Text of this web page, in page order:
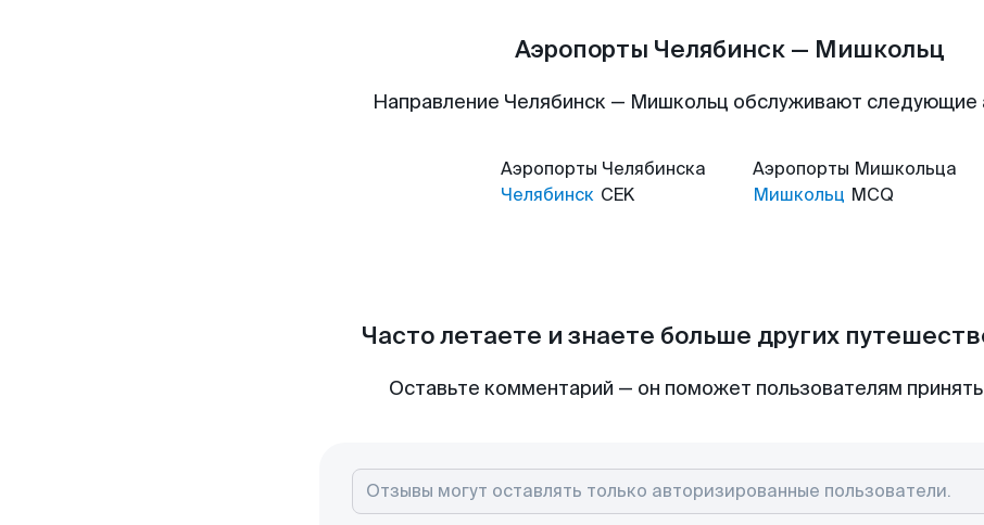
Аэропорты Челябинск — Мишкольц
Направление Челябинск — Мишкольц обслуживают следующие
Аэропорты Челябинска
Челябинск CEK
Аэропорты Мишкольца
Мишкольц MCQ
Часто летаете и знаете больше других
Оставьте комментарий — он поможет пользователям